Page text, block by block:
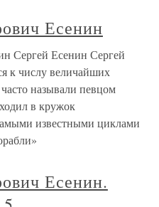
Есенин
Сергей Есенин Сергей
к числу величайших
называли певцом
в кружок
известными циклами
Есенин.